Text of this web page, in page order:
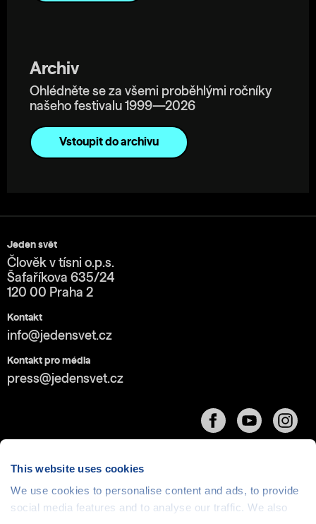
This website uses cookies
We use cookies to personalise content and ads, to provide
social media features and to analyse our traffic. We also
Archiv
Ohlédněte se za všemi proběhlými ročníky
našeho festivalu 1999—2026
Vstoupit do archivu
Jeden svět
Člověk v tísni o.p.s.
Šafaříkova 635/24
120 00 Praha 2
Kontakt
info@jedensvet.cz
Kontakt pro média
press@jedensvet.cz
Cookies| © 1999-2026 Člověk v tísni o.p.s., web běží